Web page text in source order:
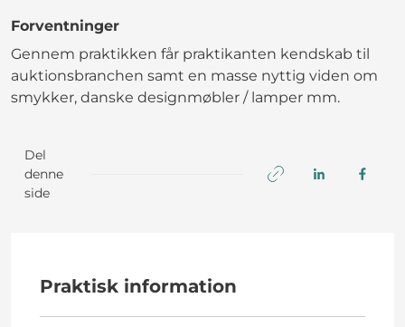
Forventninger
Gennem praktikken får praktikanten kendskab til
auktionsbranchen samt en masse nyttig viden om
smykker, danske designmøbler / lamper mm.
Del
denne
side
Praktisk information